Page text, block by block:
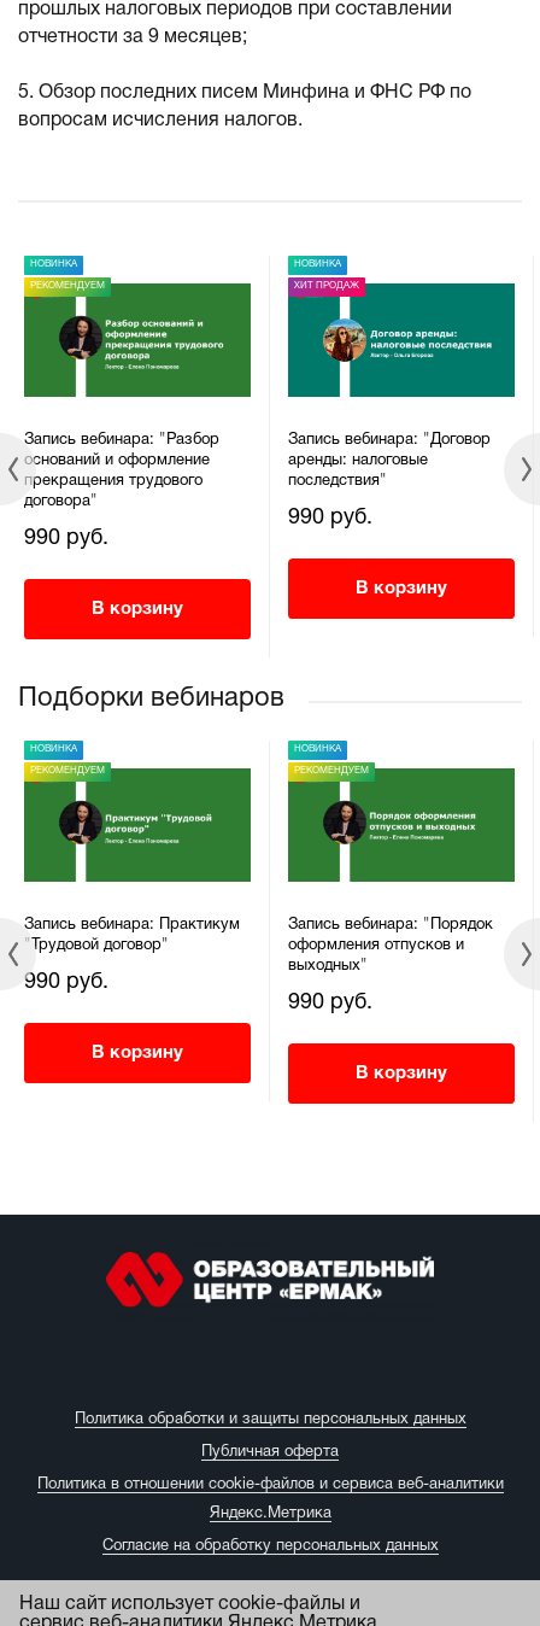
прошлых налоговых периодов при составлении
отчетности за 9 месяцев;
5. Обзор последних писем Минфина и ФНС РФ по
вопросам исчисления налогов.
НОВИНКА
РЕКОМЕНДУЕМ
Запись вебинара: "Разбор
оснований и оформление
прекращения трудового
договора"
990 руб.
В корзину
НОВИНКА
ХИТ ПРОДАЖ
Запись вебинара: "Договор
аренды: налоговые
последствия"
990 руб.
В корзину
Подборки вебинаров
НОВИНКА
РЕКОМЕНДУЕМ
Запись вебинара: Практикум
"Трудовой договор"
990 руб.
В корзину
НОВИНКА
РЕКОМЕНДУЕМ
Запись вебинара: "Порядок
оформления отпусков и
выходных"
990 руб.
В корзину
Политика обработки и защиты персональных данных
Публичная оферта
Политика в отношении cookie-файлов и сервиса веб-аналитики
Яндекс.Метрика
Согласие на обработку персональных данных
Наш сайт использует cookie-файлы и